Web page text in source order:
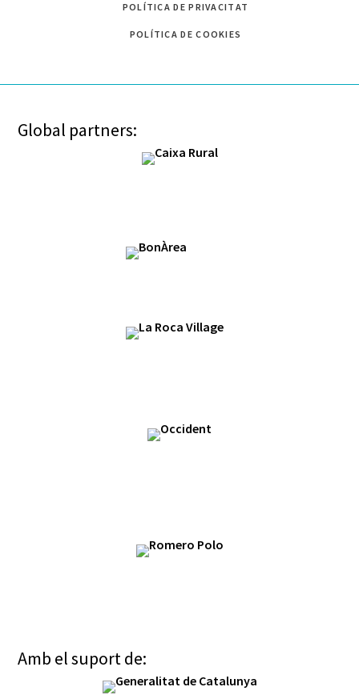
POLÍTICA DE PRIVACITAT
POLÍTICA DE COOKIES
Global partners:
Amb el suport de: